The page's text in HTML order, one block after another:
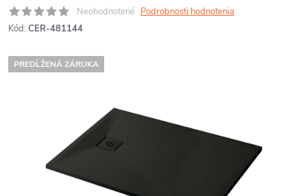
Neohodnotené Podrobnosti hodnotenia
Kód: CER-481144
PREDĹŽENÁ ZÁRUKA